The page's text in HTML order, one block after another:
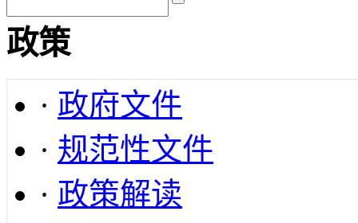
政策
· 政府文件
· 规范性文件
· 政策解读